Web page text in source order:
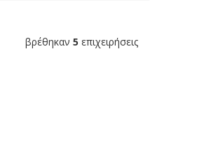
βρέθηκαν 5 επιχειρήσεις